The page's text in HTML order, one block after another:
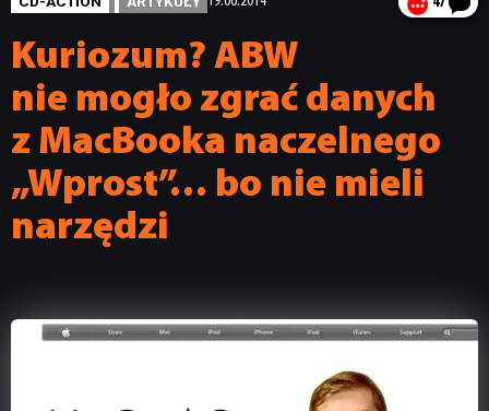
Kuriozum? ABW
nie mogło zgrać danych
z MacBooka naczelnego
„Wprost”… bo nie mieli
narzędzi